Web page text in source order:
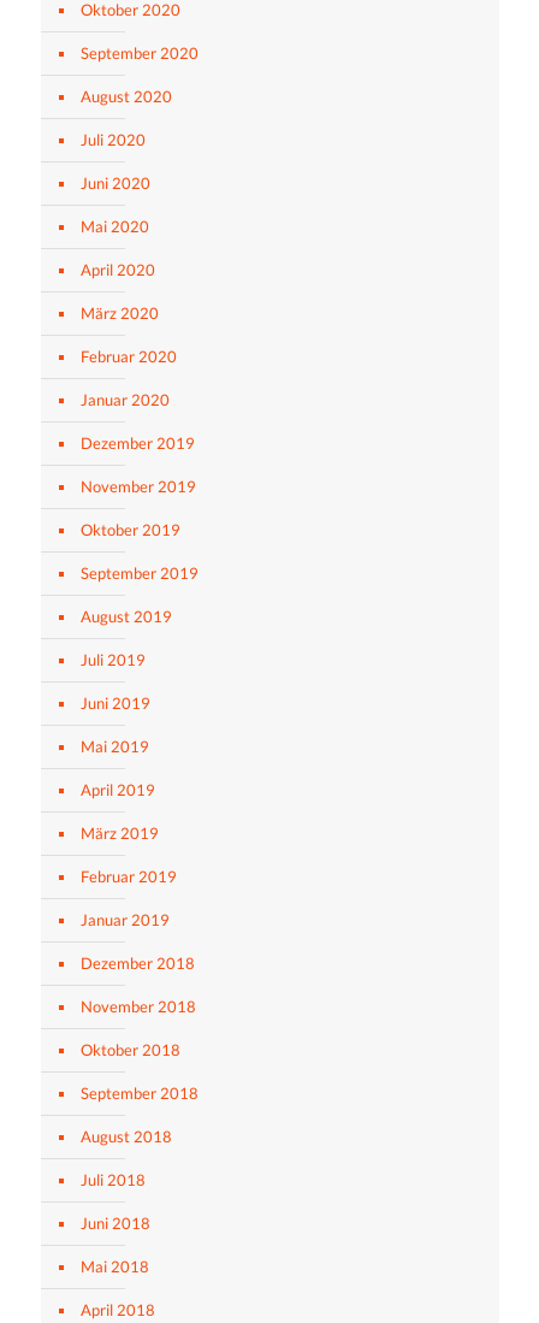
Oktober 2020
September 2020
August 2020
Juli 2020
Juni 2020
Mai 2020
April 2020
März 2020
Februar 2020
Januar 2020
Dezember 2019
November 2019
Oktober 2019
September 2019
August 2019
Juli 2019
Juni 2019
Mai 2019
April 2019
März 2019
Februar 2019
Januar 2019
Dezember 2018
November 2018
Oktober 2018
September 2018
August 2018
Juli 2018
Juni 2018
Mai 2018
April 2018